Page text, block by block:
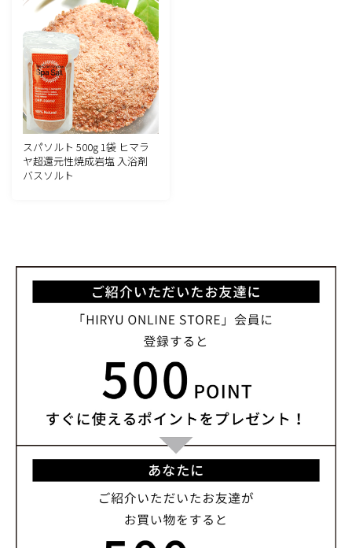
スパソルト 500g 1袋 ヒマラ
ヤ超還元性焼成岩塩 入浴剤
バスソルト